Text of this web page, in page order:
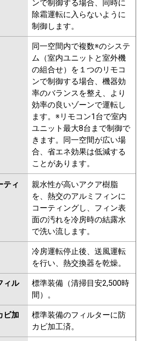
ERMP140LEY PLZ-ERMP140LY
PLZ-HRMP140LFV PLZ-
HRMP140LV PLZ-ERMP140LEW
PLZ-ERMP140LW
PLZ-
ERMP140LEV PLZ-ERMP140LV
PLZ-ERMP140LR PLZ-
ERMP140LER
RCID-GP140RHN4 RCID-
GP140RSH9 RCID-GP140RHN3
RCID-GP140RSH8 RCID-
GP140RHN2 RCID-GP140RSH7
RCID-GP140RHN1 RCID-
GP140RSH6 RCID-GP140RSH5
RCID-GP140RHN RCID-
RCID-GP140RSH3 RCID-
GP140RSH2
FDTWK1405H5SA-rak
FDTWK1405H5SA
FDTWV1405HA5SA-rak
FDTWV1405HA5SA
FDTWK1405H5S-rak
FDTWK1405H5S
FDTWV1405HA5S-rak
FDTWV1405HA5S
FDTWV1405HA5S-rakuri-na
PA-P140L7KNB PA-P140L7KB
ンで制御する場合、同時に
除霜運転に入らないように
制御します。
同一空間内で複数※のシステ
ム（室内ユニットと室外機
の組合せ）を１つのリモコ
ンで制御する場合、機器効
率のバランスを整え、より
効率の良いゾーンで運転し
ます。※リモコン1台で室内
ユニット最大8台まで制御で
きます。同一空間が広い場
合、省エネ効果は低減する
ことがあります。
ティ
親水性が高いアクア樹脂
を、熱交のアルミフィンに
コーティングし、フィン表
面の汚れを冷房時の結露水
で洗い流します。
冷房運転停止後、送風運転
を行い、熱交換器を乾燥。
ィル
標準装備（清掃目安2,500時
間）。
ビ加
標準装備のフィルターに防
カビ加工済。